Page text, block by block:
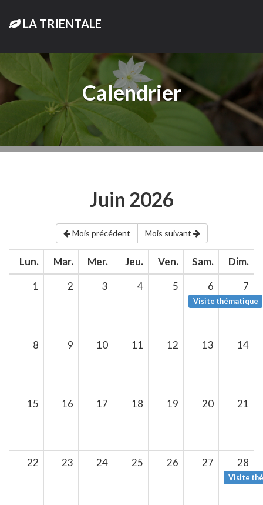
LA TRIENTALE
Calendrier
Juin 2026
Mois précédent Mois suivant
Lun. Mar. Mer. Jeu. Ven. Sam.
Dim.
1
2 3 4 5 6
Visite thématique
7
8 9 10 11 12 13 14
15 16 17 18 19 20 21
22 23 24 25 26 27 28
Visite